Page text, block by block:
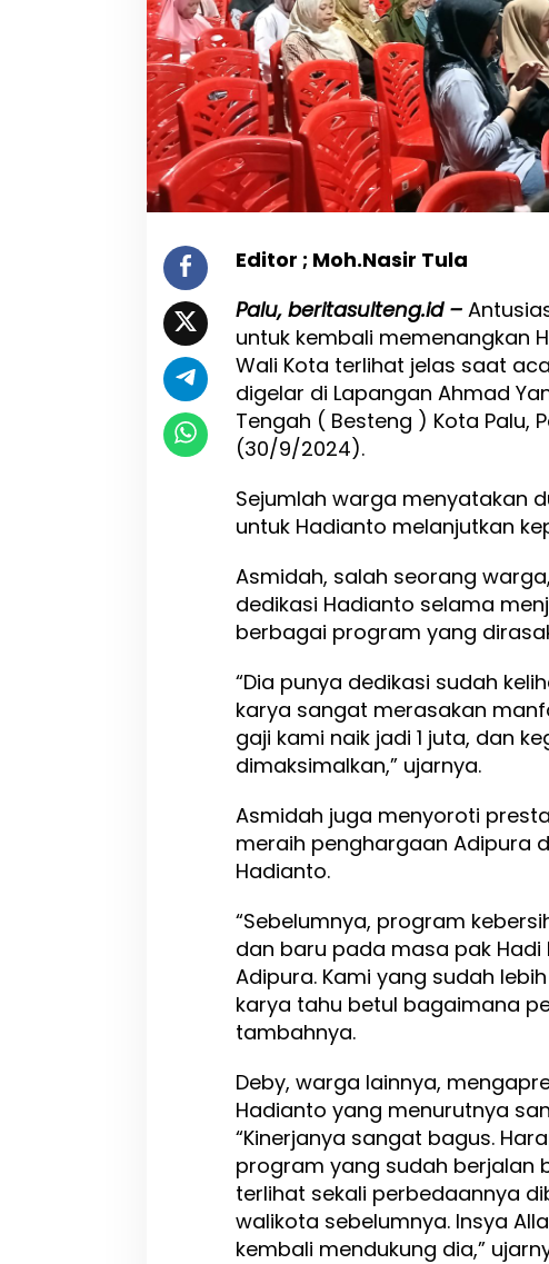
a
n
H
a
d
i
-
I
m
e
a
i
P
i
l
w
a
k
P
a
l
Editor ; Moh.Nasir Tula
Palu, beritasulteng.id –
untuk kembali memenangkan
Wali Kota terlihat jelas saat
digelar di Lapangan Ahmad
Tengah ( Besteng ) Kota Palu,
(30/9/2024).
Sejumlah warga menyatakan
untuk Hadianto melanjutkan
Asmidah, salah seorang
dedikasi Hadianto selama
berbagai program yang
“Dia punya dedikasi sudah
karya sangat merasakan
gaji kami naik jadi 1 juta, dan
dimaksimalkan,” ujarnya.
Asmidah juga menyoroti
meraih penghargaan Adipura
Hadianto.
“Sebelumnya, program
dan baru pada masa pak Hadi
Adipura. Kami yang sudah
karya tahu betul bagaimana
tambahnya.
Deby, warga lainnya,
Hadianto yang menurutnya
“Kinerjanya sangat bagus.
program yang sudah berjalan
terlihat sekali perbedaannya
walikota sebelumnya. Insya
kembali mendukung dia,”